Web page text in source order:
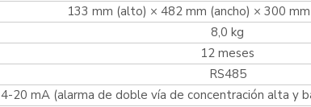
133 mm (alto) × 482 mm (ancho) × 300
8,0 kg
12 meses
RS485
4-20 mA (alarma de doble vía de concentración alta y